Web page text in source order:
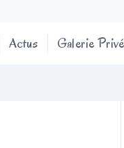
Actus Galerie